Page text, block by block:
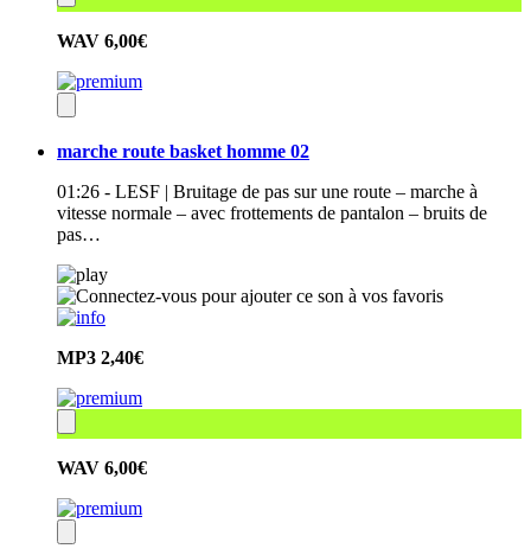
WAV 6,00€
marche route basket homme 02
01:26 - LESF | Bruitage de pas sur une route – marche à
vitesse normale – avec frottements de pantalon – bruits de
pas…
MP3 2,40€
WAV 6,00€